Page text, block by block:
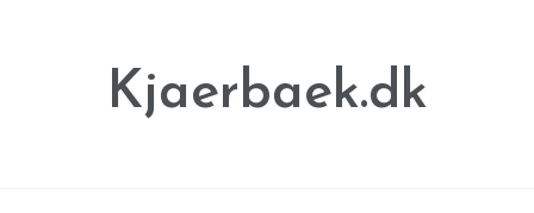
Kjaerbaek.dk